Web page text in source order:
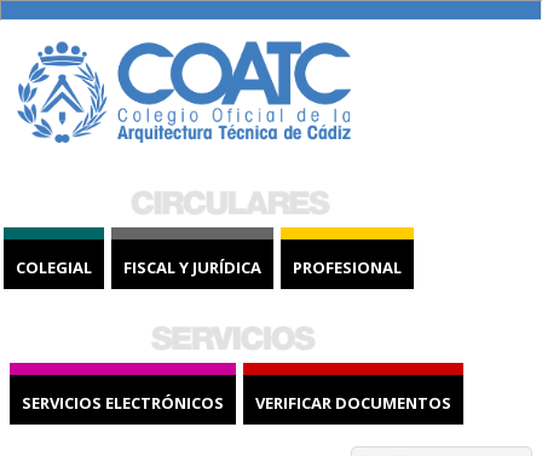
COLEGIAL FISCAL Y JURÍDICA PROFESIONAL
SERVICIOS ELECTRÓNICOS VERIFICAR DOCUMENTOS